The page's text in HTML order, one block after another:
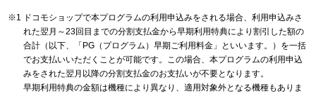
ドコモショップで本プログラムの利用申込みをされる場合、利用申込みさ
れた翌月～23回目までの分割支払金から早期利用特典により割引した額の
合計（以下、「PG（プログラム）早期ご利用料金」といいます。）を一括
でお支払いいただくことが可能です。この場合、本プログラムの利用申込
みをされた翌月以降の分割支払金のお支払いが不要となります。
早期利用特典の金額は機種により異なり、適用対象外となる機種もありま